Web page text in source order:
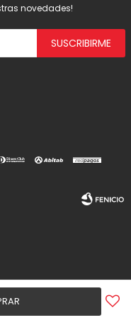
novedades!
SUSCRIBIRME
Fenicio